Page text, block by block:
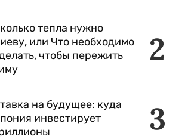
2
тепла нужно
или Что необходимо
чтобы пережить
3
на будущее: куда
инвестирует